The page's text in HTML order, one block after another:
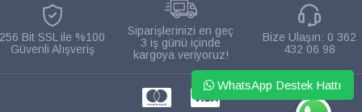
256 Bit SSL ile %100
Güvenli Alışveriş
Siparişlerinizi en geç
3 iş günü içinde
kargoya veriyoruz!
Bize Ulaşın: 0 362
432 06 98
WHATSAPP
WhatsApp Destek Hattı